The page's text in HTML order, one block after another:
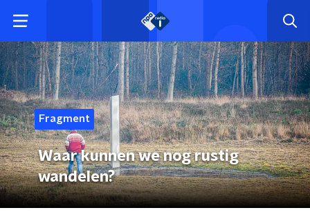
Fragment
Waar kunnen we nog rustig
wandelen?